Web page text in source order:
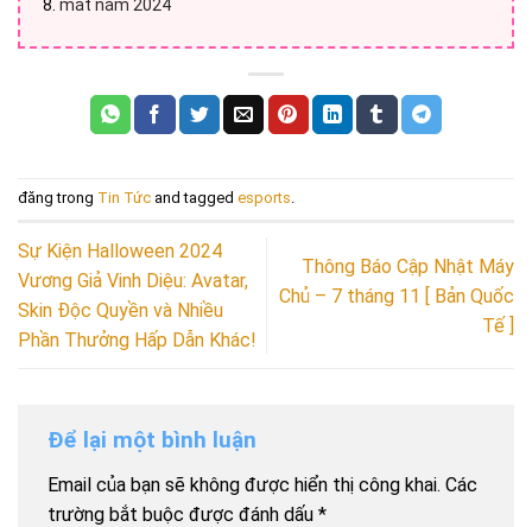
mắt năm 2024
đăng trong Tin Tức and tagged esports.
Sự Kiện Halloween 2024
Vương Giả Vinh Diệu: Avatar,
Skin Độc Quyền và Nhiều
Phần Thưởng Hấp Dẫn Khác!
Thông Báo Cập Nhật Máy
Chủ – 7 tháng 11 [ Bản Quốc
Tế ]
Để lại một bình luận
Email của bạn sẽ không được hiển thị công khai. Các
trường bắt buộc được đánh dấu *